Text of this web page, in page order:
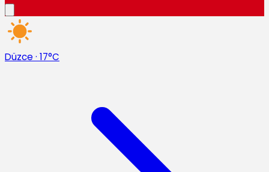
Düzce · 17°C